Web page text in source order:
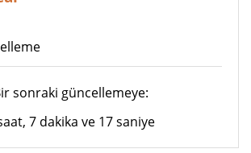
sonraki güncellemeye:
7 dakika ve 17 saniye